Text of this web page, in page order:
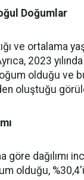
Doğumlar
ve ortalama
2023
olduğu ve
oluştuğu
göre dağılımı
olduğu,